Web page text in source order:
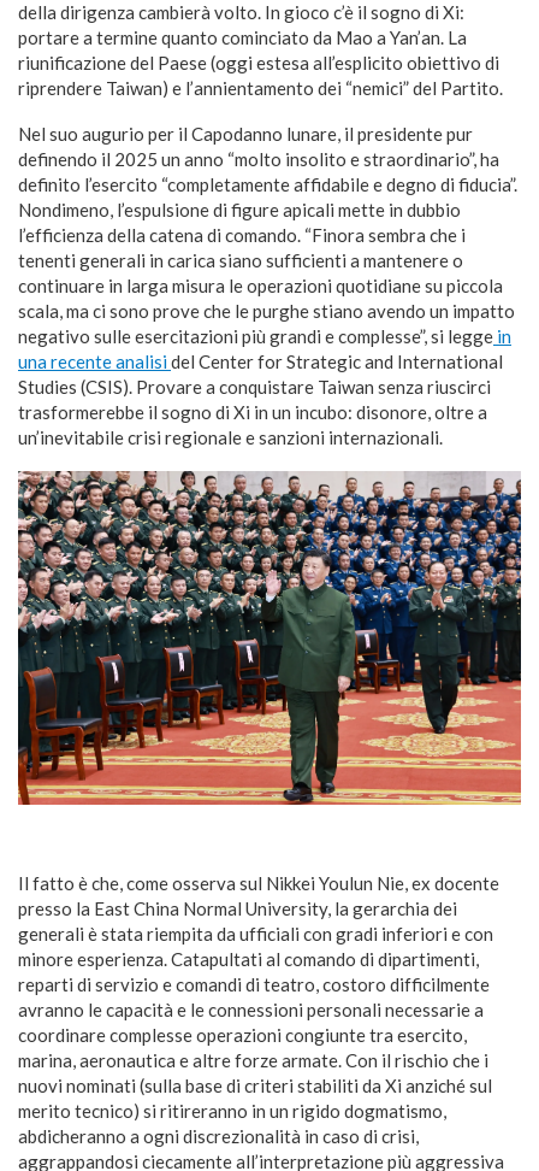
della dirigenza cambierà volto. In gioco c’è il sogno di Xi:
portare a termine quanto cominciato da Mao a Yan’an. La
riunificazione del Paese (oggi estesa all’esplicito obiettivo di
riprendere Taiwan) e l’annientamento dei “nemici” del Partito.
Nel suo augurio per il Capodanno lunare, il presidente pur
definendo il 2025 un anno “molto insolito e straordinario”, ha
definito l’esercito “completamente affidabile e degno di fiducia”.
Nondimeno, l’espulsione di figure apicali mette in dubbio
l’efficienza della catena di comando. “Finora sembra che i
tenenti generali in carica siano sufficienti a mantenere o
continuare in larga misura le operazioni quotidiane su piccola
scala, ma ci sono prove che le purghe stiano avendo un impatto
negativo sulle esercitazioni più grandi e complesse”, si legge in
una recente analisidel Center for Strategic and International
Studies (CSIS). Provare a conquistare Taiwan senza riuscirci
trasformerebbe il sogno di Xi in un incubo: disonore, oltre a
un’inevitabile crisi regionale e sanzioni internazionali.
Il fatto è che, come osserva sul Nikkei Youlun Nie, ex docente
presso la East China Normal University, la gerarchia dei
generali è stata riempita da ufficiali con gradi inferiori e con
minore esperienza. Catapultati al comando di dipartimenti,
reparti di servizio e comandi di teatro, costoro difficilmente
avranno le capacità e le connessioni personali necessarie a
coordinare complesse operazioni congiunte tra esercito,
marina, aeronautica e altre forze armate. Con il rischio che i
nuovi nominati (sulla base di criteri stabiliti da Xi anziché sul
merito tecnico) si ritireranno in un rigido dogmatismo,
abdicheranno a ogni discrezionalità in caso di crisi,
aggrappandosi ciecamente all’interpretazione più aggressiva